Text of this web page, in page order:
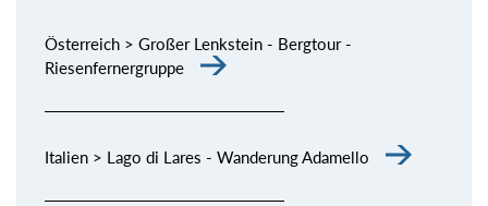
Österreich > Großer Lenkstein - Bergtour -
Riesenfernergruppe
Italien > Lago di Lares - Wanderung Adamello